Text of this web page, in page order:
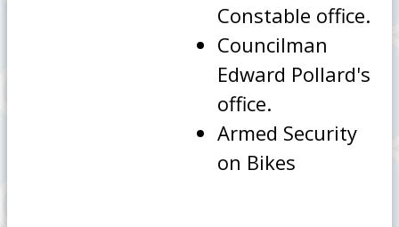
Constable office.
Councilman
Edward Pollard's
office.
Armed Security
on Bikes